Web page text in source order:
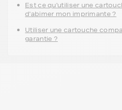
Est ce qu'utiliser une
d'abimer mon imprimante ?
Utiliser une cartouche
garantie ?